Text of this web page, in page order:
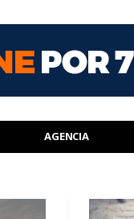
AGENCIA